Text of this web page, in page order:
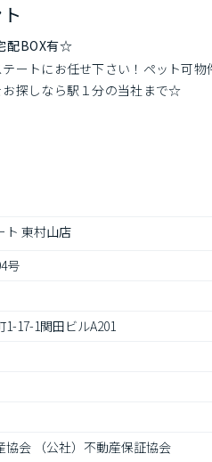
配BOX有☆
ートにお任せ下さい！ペット可
探しなら駅１分の当社まで☆
ト 東村山店
号
17-1関田ビルA201
協会 （公社）不動産保証協会